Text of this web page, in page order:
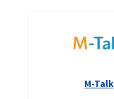
M-Talk